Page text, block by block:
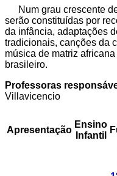
Num grau crescente
serão constituídas por
da infância, adaptações
tradicionais, canções da
música de matriz
brasileiro.
Professoras
Villavicencio
Apresentação
Ensino
Infantil